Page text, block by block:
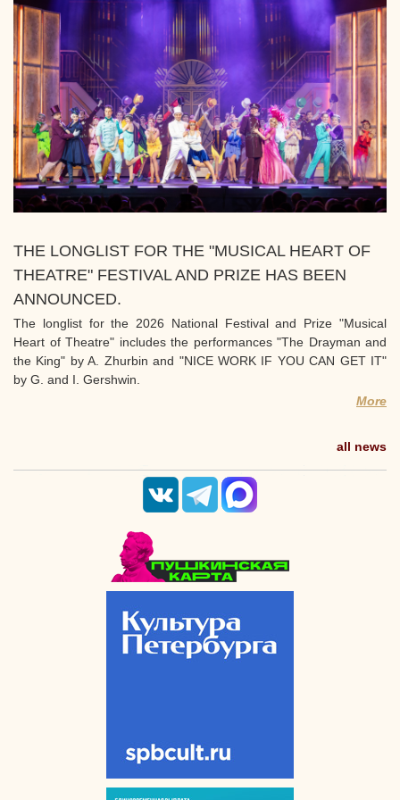
THE LONGLIST FOR THE "MUSICAL HEART OF
THEATRE" FESTIVAL AND PRIZE HAS BEEN
ANNOUNCED.
The longlist for the 2026 National Festival and Prize "Musical
Heart of Theatre" includes the performances "The Drayman and
the King" by A. Zhurbin and "NICE WORK IF YOU CAN GET IT"
by G. and I. Gershwin.
More
all news